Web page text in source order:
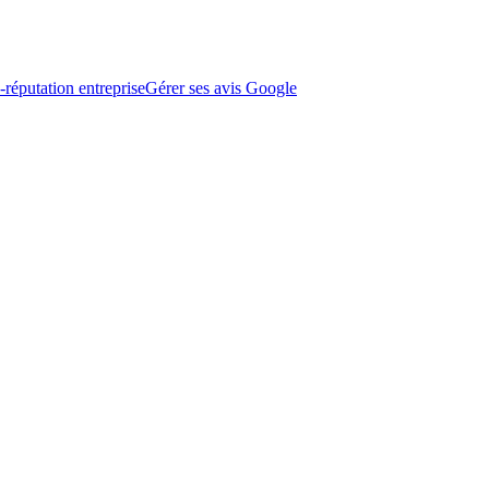
réputation entrepriseGérer ses avis Google